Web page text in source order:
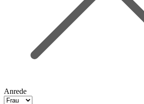
Anrede